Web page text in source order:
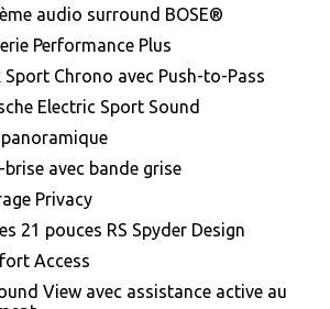
audio surround BOSE®
Performance Plus
Sport Chrono avec Push-to-Pass
Electric Sport Sound
brise avec bande grise
Privacy
21 pouces RS Spyder Design
Access
View avec assistance active au